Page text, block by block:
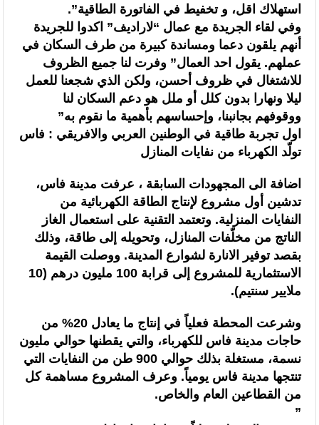
استهلاك اقل، و تخفيط في الفاتورة الطاقية”.
وفي لقاء الجريدة مع عمال “لاراديف” اكدوا للجريدة
أنهم يلقون دعما ومساندة كبيرة من طرف السكان في
عملهم. يقول احد العمال” وفرت لنا جميع الظروف
للاشتغال في ظروف أحسن، ولكن الذي شجعنا للعمل
ليلا ونهارا بدون كلل أو ملل هو دعم السكان لنا
ووقوفهم بجانبنا، وإحساسهم بأهمية ما نقوم به”
اول تجربة طاقية في الوطنين العربي والافريقي : فاس
تولّد الكهرباء من نفايات المنازل
اضافة الى المجهودات السابقة ، عرفت مدينة فاس،
تدشين أول مشروع لإنتاج الطاقة الكهربائية من
النفايات المنزلية. وتعتمد التقنية على استعمال الغاز
الناتج من مخلّفات المنازل، وتحويله إلى طاقة، وذلك
بقصد توفير الانارة لشوارع المدينة. ووصلت القيمة
الاستثمارية للمشروع إلى قرابة 100 مليون درهم (10
ملايير سنتيم).
وشرعت المحطة فعلياً في إنتاج ما يعادل 20% من
حاجات مدينة فاس للكهرباء، والتي يقطنها حوالي مليون
نسمة، مستغلة بذلك حوالي 900 طن من النفايات التي
تنتجها مدينة فاس يومياً. وعرف المشروع مساهمة كل
من القطاعين العام والخاص.
”